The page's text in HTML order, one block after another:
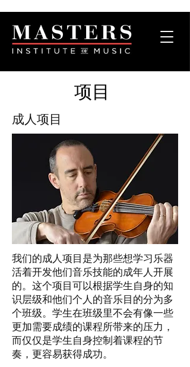
项目
成人项目
我们的成人项目是为那些想学习乐器
活着开发他们音乐技能的成年人开展
的。这个项目可以根据学生自身的知
识层级和他们个人的音乐目的分为多
个班级。学生在班级里不会有像一些
更加需要成绩的课程所带来的压力，
而仅仅是学生自身控制着课程的节
奏，更容易获得成功。